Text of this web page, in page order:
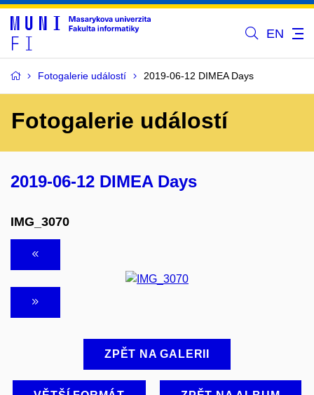
EN
Fotogalerie událostí 2019-06-12 DIMEA Days
Fotogalerie událostí
2019-06-12 DIMEA Days
IMG_3070
ZPĚT NA GALERII